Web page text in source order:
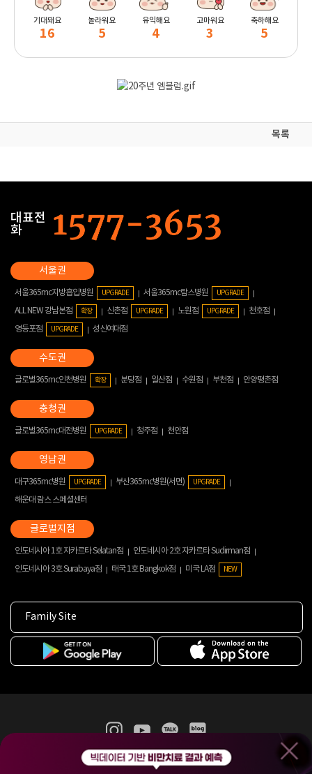
기대돼요
16
놀라워요
5
유익해요
4
고마워요
3
축하해요
5
목록
대표전
화
서울365mc지방흡입병원 UPGRADE 서울365mc람스병원 UPGRADE
ALL NEW 강남본점 확장 신촌점 UPGRADE 노원점 UPGRADE
천호점
영등포점
UPGRADE 성신여대점
글로벌365mc인천병원 확장 분당점 일산점 수원점 부천점 안양평촌점
글로벌365mc대전병원 UPGRADE 청주점 천안점
대구365mc병원 UPGRADE 부산365mc병원(서면) UPGRADE
해운대 람스 스페셜센터
인도네시아 1호 자카르타 Selatan점
인도네시아 2호 자카르타 Sudirman점
인도네시아 3호 Surabaya점
태국 1호 Bangkok점 미국 LA점 NEW
Family Site
365mc 병·의원 이용약관
홈페이지 이용약관